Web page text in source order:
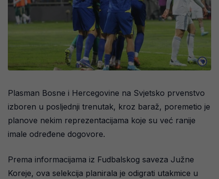
Plasman Bosne i Hercegovine na Svjetsko prvenstvo
izboren u posljednji trenutak, kroz baraž, poremetio je
planove nekim reprezentacijama koje su već ranije
imale određene dogovore.
Prema informacijama iz Fudbalskog saveza Južne
Koreje, ova selekcija planirala je odigrati utakmice u